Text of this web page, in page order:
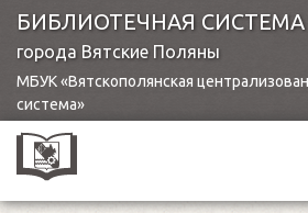
БИБЛИОТЕЧНАЯ СИСТЕМА
города Вятские Поляны
МБУК «Вятскополянская
система»